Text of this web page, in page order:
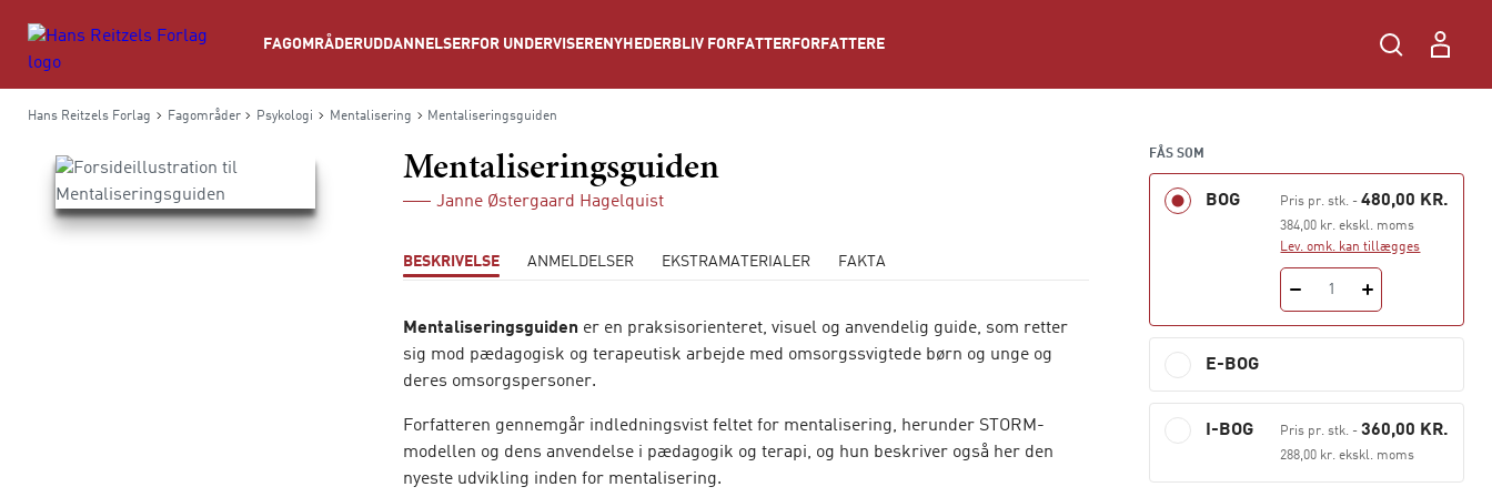
FAGOMRÅDERUDDANNELSER FOR UNDERVISERE NYHEDER BLIV FORFATTER FORFATTERE
Hans Reitzels Forlag Fagområder Psykologi Mentalisering Mentaliseringsguiden
Mentaliseringsguiden
Janne Østergaard Hagelquist
BESKRIVELSE ANMELDELSER EKSTRAMATERIALER FAKTA
Mentaliseringsguiden er en praksisorienteret, visuel og anvendelig guide, som retter
sig mod pædagogisk og terapeutisk arbejde med omsorgssvigtede børn og unge og
deres omsorgspersoner.
Forfatteren gennemgår indledningsvist feltet for mentalisering, herunder STORM-
modellen og dens anvendelse i pædagogik og terapi, og hun beskriver også her den
nyeste udvikling inden for mentalisering.
FÅS SOM
BOG Pris pr. stk. -480,00 KR.
384,00 kr. ekskl. moms
Lev. omk. kan tillægges
1
E-BOG
I-BOG Pris pr. stk. -360,00 KR.
288,00 kr. ekskl. moms